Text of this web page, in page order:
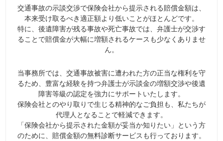
交通事故の示談交渉で保険会社から提示される賠償金額は、
本来受け取るべき適正額より低いことがほとんどです。
特に、後遺障害が残る事故や死亡事故では、弁護士が交渉す
ることで賠償金が大幅に増額されるケースも少なくありませ
ん。
当事務所では、交通事故被害に遭われた方の正当な権利を守
るため、豊富な経験を持つ弁護士が示談金の増額交渉や後遺
障害等級の認定を強力にサポートいたします。
保険会社とのやり取りで生じる精神的なご負担も、私たちが
代理人となることで軽減できます。
「保険会社から提示された金額が妥当か知りたい」という方
のために、賠償金額の無料診断サービスも行っております。